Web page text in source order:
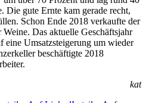
Die gute Ernte kam gerade recht,
Schon Ende 2018 verkaufte der
Das aktuelle Geschäftsjahr
eine Umsatzsteigerung um wieder
beschäftigte 2018
kat